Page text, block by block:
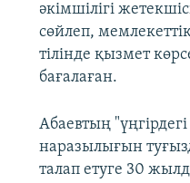
әкімшілігі
сөйлеп,
тілінде қызмет
бағалаған.
Абаевтың
наразылығын
талап етуге 30